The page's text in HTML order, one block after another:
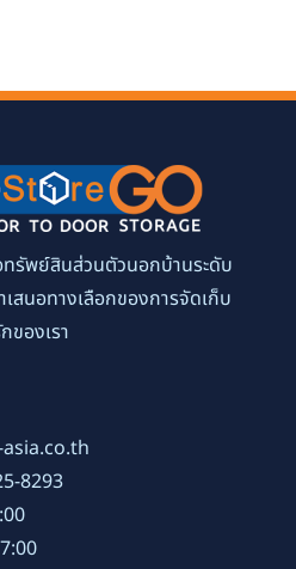
ทรัพย์สินส่วนตัวนอกบ้านระดับ
สนอทางเลือกของการจัดเก็บ
องเรา
8293